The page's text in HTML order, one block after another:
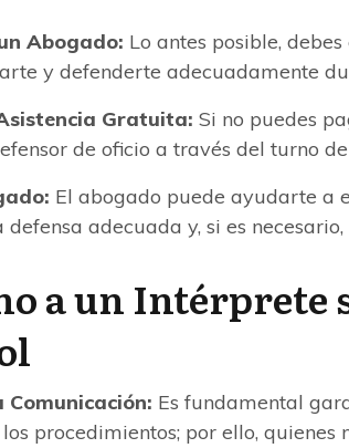
Abogado: Lo antes posible,
y defenderte adecuadamente
Gratuita: Si no puedes
de oficio a través del turno
El abogado puede ayudarte a
adecuada y, si es
a un Intérprete
Comunicación: Es fundamental
procedimientos; por ello, quienes